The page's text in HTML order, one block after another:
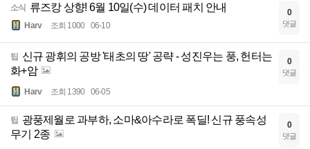
소식 류즈캉 상향! 6월 10일(수) 데이터 패치 안내
Harv 조회 1000 06-10
0
댓글
팁 신규 광휘의 공방 '태초의 땅' 공략 - 성진우는 풍, 헌터는
화+암
Harv 조회 1390 06-05
0
댓글
팁 광풍제월로 과부하, 소마&아수라로 폭딜! 신규 풍속성
무기 2종
0
댓글